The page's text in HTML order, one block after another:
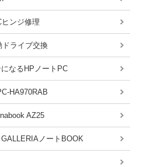
ンジ修理
ドライブ交換
なるHPノートPC
HA970RAB
AZ25
ノートBOOK